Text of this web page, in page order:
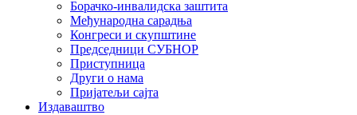
Борачко-инвалидска заштита
Међународна сарадња
Конгреси и скупштине
Председници СУБНОР
Приступница
Други о нама
Пријатељи сајта
Издаваштво